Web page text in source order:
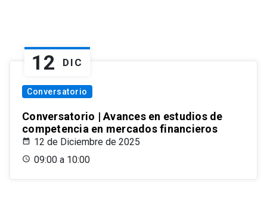
12 DIC
Conversatorio
Conversatorio | Avances en estudios de
competencia en mercados financieros
12 de Diciembre de 2025
09:00 a 10:00